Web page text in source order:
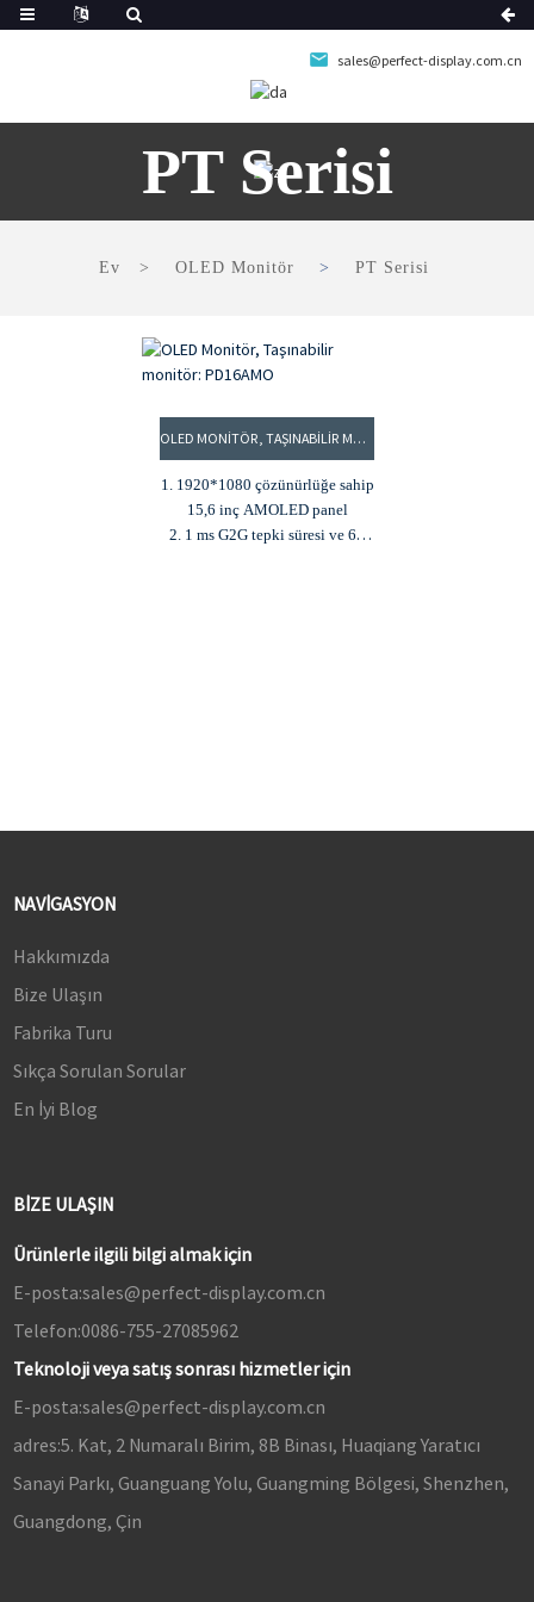
sales@perfect-display.com.cn
PT Serisi
Ev OLED Monitör PT Serisi
OLED MONITÖR, TAŞINABILIR MONITÖR: PD16AMO
1. 1920*1080 çözünürlüğe sahip
15,6 inç AMOLED panel
2. 1 ms G2G tepki süresi ve 60
NAVIGASYON
Hakkımızda
Bize Ulaşın
Fabrika Turu
Sıkça Sorulan Sorular
En İyi Blog
BIZE ULAŞIN
Ürünlerle ilgili bilgi almak için
E-posta:sales@perfect-display.com.cn
Telefon:0086-755-27085962
Teknoloji veya satış sonrası hizmetler için
E-posta:sales@perfect-display.com.cn
adres:5. Kat, 2 Numaralı Birim, 8B Binası, Huaqiang Yaratıcı
Sanayi Parkı, Guanguang Yolu, Guangming Bölgesi, Shenzhen,
Guangdong, Çin